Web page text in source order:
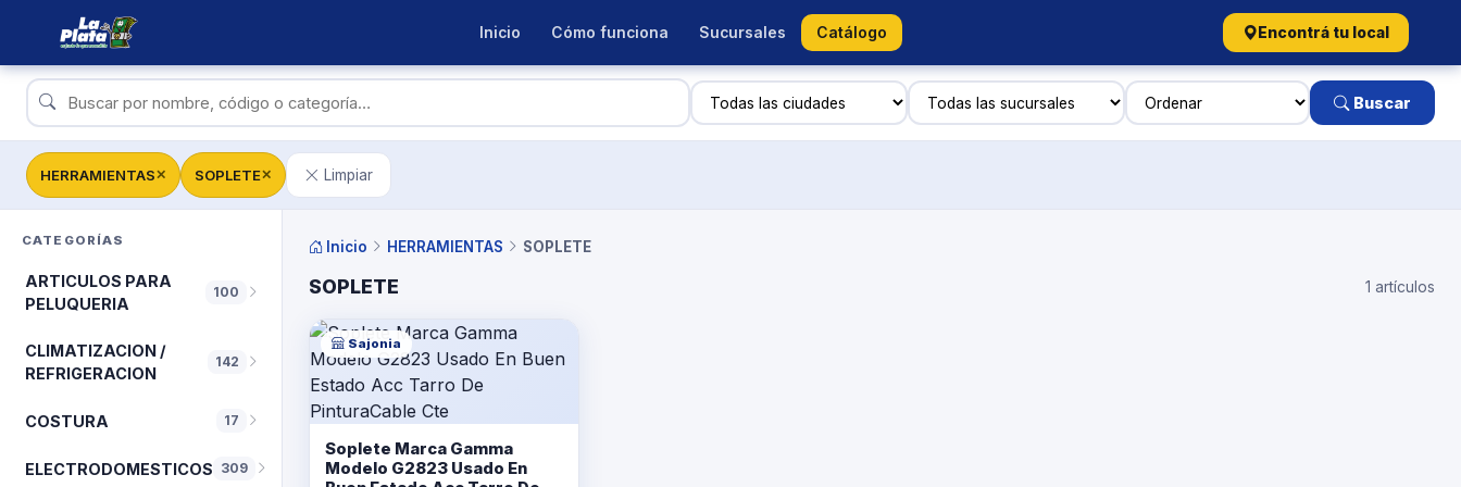
Inicio Cómo funciona Sucursales Catálogo Encontrá tu local
Buscar
HERRAMIENTAS✕ SOPLETE✕ Limpiar
CATEGORÍAS
ARTICULOS PARA
PELUQUERIA
100
CLIMATIZACION /
REFRIGERACION
142
COSTURA 17
ELECTRODOMESTICOS 309
Inicio HERRAMIENTAS SOPLETE
SOPLETE 1 artículos
Sajonia
Soplete Marca Gamma
Modelo G2823 Usado En